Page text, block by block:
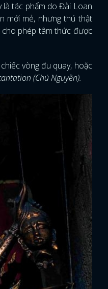
là tác phẩm do Đài Loan
mới mẻ, nhưng thú thật
cho phép tâm thức được
vòng đu quay, hoặc
(Chú Nguyền).